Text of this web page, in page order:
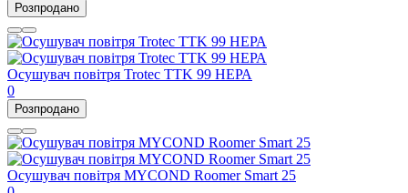
Розпродано
Осушувач повітря Trotec TTK 99 HЕРА
0
Розпродано
Осушувач повітря MYCOND Roomer Smart 25